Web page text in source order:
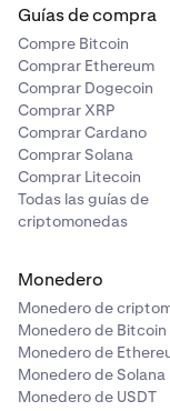
Guías de compra
Compre Bitcoin
Comprar Ethereum
Comprar Dogecoin
Comprar XRP
Comprar Cardano
Comprar Solana
Comprar Litecoin
Todas las guías de
criptomonedas
Monedero
Monedero de
Monedero de Bitcoin
Monedero de
Monedero de Solana
Monedero de USDT